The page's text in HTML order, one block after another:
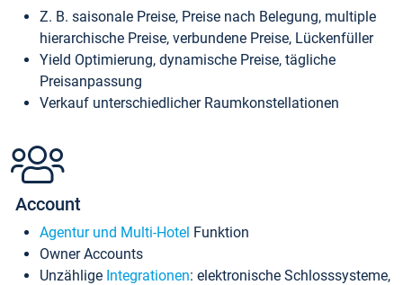
Z. B. saisonale Preise, Preise nach Belegung, multiple
hierarchische Preise, verbundene Preise, Lückenfüller
Yield Optimierung, dynamische Preise, tägliche
Preisanpassung
Verkauf unterschiedlicher Raumkonstellationen
Account
Agentur und Multi-Hotel Funktion
Owner Accounts
Unzählige Integrationen: elektronische Schlosssysteme,